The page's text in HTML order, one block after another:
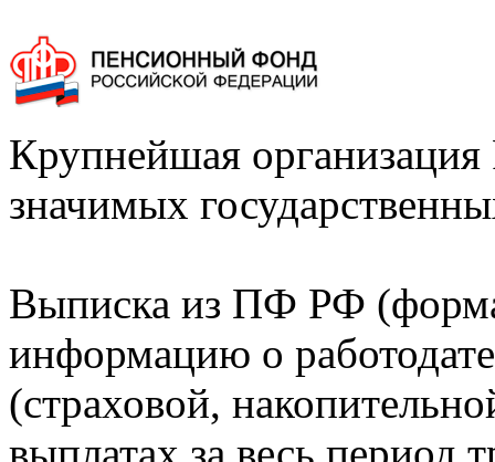
Крупнейшая
значимых
Выписка из ПФ РФ
информацию о
(страховой,
выплатах за весь период